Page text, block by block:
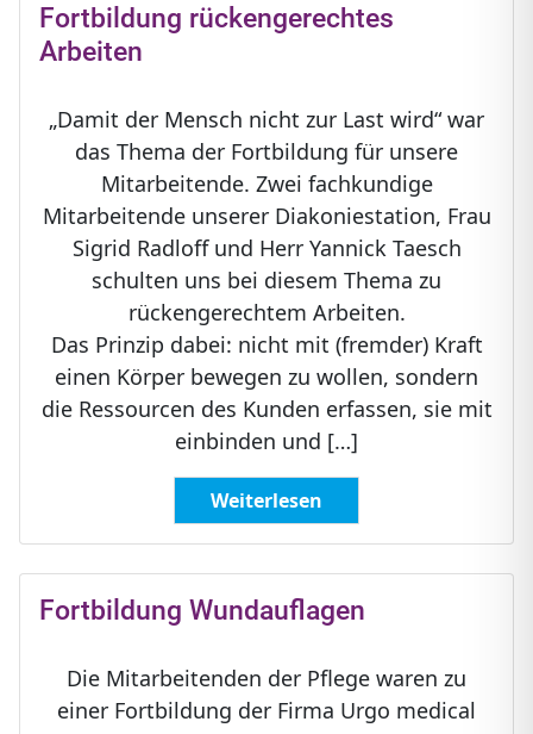
Fortbildung rückengerechtes
Arbeiten
„Damit der Mensch nicht zur Last wird“ war
das Thema der Fortbildung für unsere
Mitarbeitende. Zwei fachkundige
Mitarbeitende unserer Diakoniestation, Frau
Sigrid Radloff und Herr Yannick Taesch
schulten uns bei diesem Thema zu
rückengerechtem Arbeiten.
Das Prinzip dabei: nicht mit (fremder) Kraft
einen Körper bewegen zu wollen, sondern
die Ressourcen des Kunden erfassen, sie mit
einbinden und […]
Weiterlesen
Fortbildung Wundauflagen
Die Mitarbeitenden der Pflege waren zu
einer Fortbildung der Firma Urgo medical